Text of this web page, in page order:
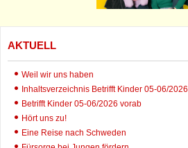
AKTUELL
Weil wir uns haben
Inhaltsverzeichnis Betrifft Kinder 05-06/2026
Betrifft Kinder 05-06/2026 vorab
Hört uns zu!
Eine Reise nach Schweden